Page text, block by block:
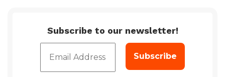
Subscribe to our newsletter!